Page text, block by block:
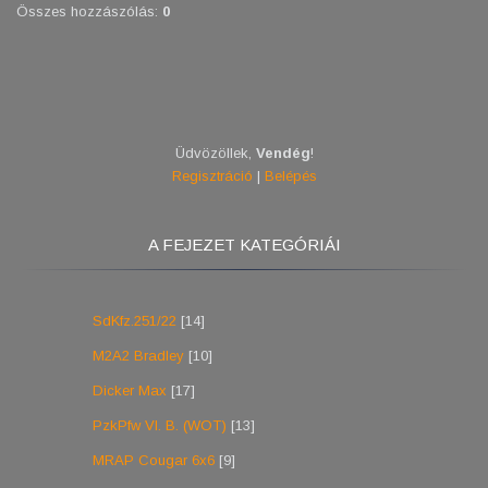
Összes hozzászólás: 0
Üdvözöllek Vendég!
Regisztráció | Belépés
A FEJEZET KATEGÓRIÁI
SdKfz.251/22 [14]
M2A2 Bradley [10]
Dicker Max [17]
PzkPfw VI. B. (WOT) [13]
MRAP Cougar 6x6 [9]